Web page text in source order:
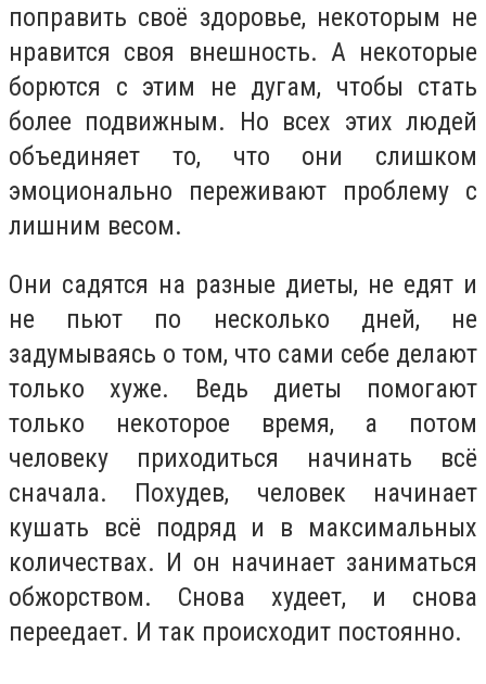
поправить своё здоровье, некоторым не
нравится своя внешность. А некоторые
борются с этим не дугам, чтобы стать
более подвижным. Но всех этих людей
объединяет то, что они слишком
эмоционально переживают проблему с
лишним весом.
Они садятся на разные диеты, не едят и
не пьют по несколько дней, не
задумываясь о том, что сами себе делают
только хуже. Ведь диеты помогают
только некоторое время, а потом
человеку приходиться начинать всё
сначала. Похудев, человек начинает
кушать всё подряд и в максимальных
количествах. И он начинает заниматься
обжорством. Снова худеет, и снова
переедает. И так происходит постоянно.